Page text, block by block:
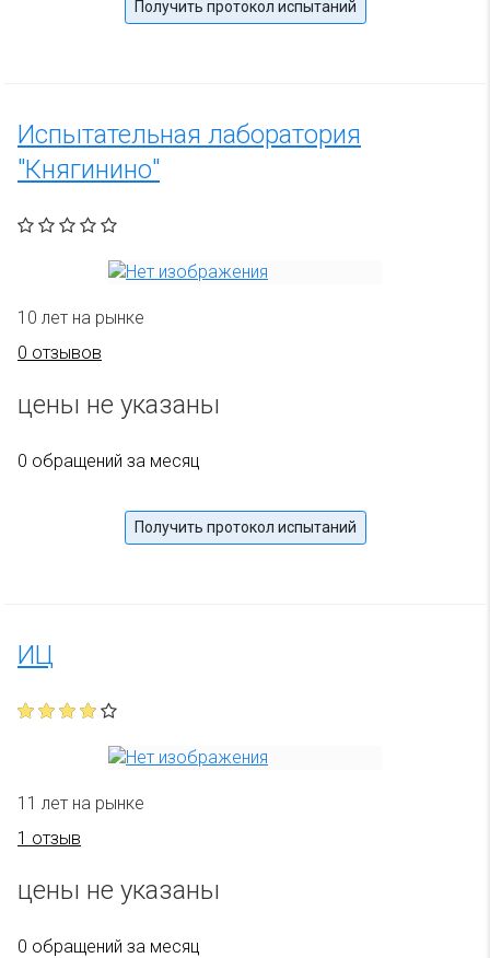
Получить протокол испытаний
Испытательная лаборатория
"Княгинино"
10 лет на рынке
0 отзывов
цены не указаны
0 обращений за месяц
Получить протокол испытаний
ИЦ
11 лет на рынке
1 отзыв
цены не указаны
0 обращений за месяц